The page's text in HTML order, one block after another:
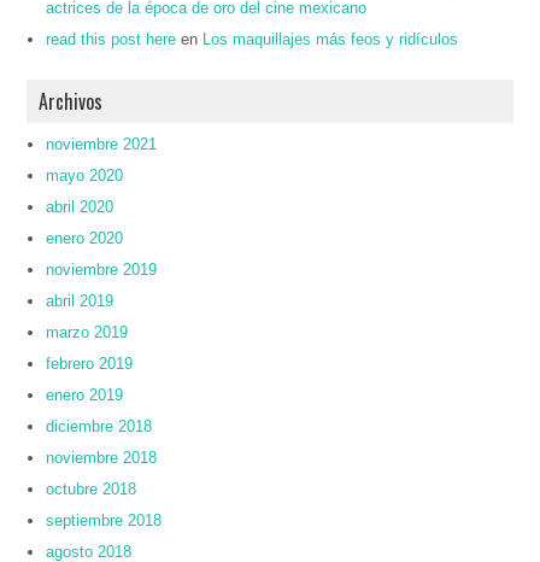
actrices de la época de oro del cine mexicano
read this post here en Los maquillajes más feos y ridículos
Archivos
noviembre 2021
mayo 2020
abril 2020
enero 2020
noviembre 2019
abril 2019
marzo 2019
febrero 2019
enero 2019
diciembre 2018
noviembre 2018
octubre 2018
septiembre 2018
agosto 2018